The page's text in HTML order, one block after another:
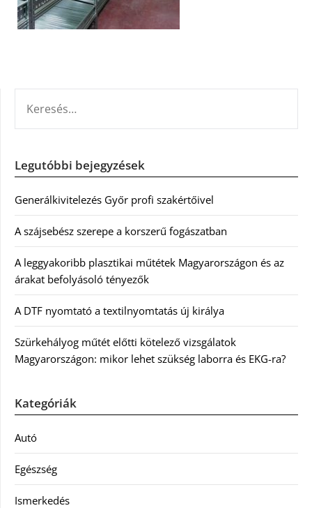
Legutóbbi bejegyzések
Generálkivitelezés Győr profi szakértőivel
A szájsebész szerepe a korszerű fogászatban
A leggyakoribb plasztikai műtétek Magyarországon és az
árakat befolyásoló tényezők
A DTF nyomtató a textilnyomtatás új királya
Szürkehályog műtét előtti kötelező vizsgálatok
Magyarországon: mikor lehet szükség laborra és EKG-ra?
Kategóriák
Autó
Egészség
Ismerkedés